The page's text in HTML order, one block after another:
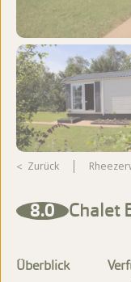
Zurück
8.0 Chalet
Überblick